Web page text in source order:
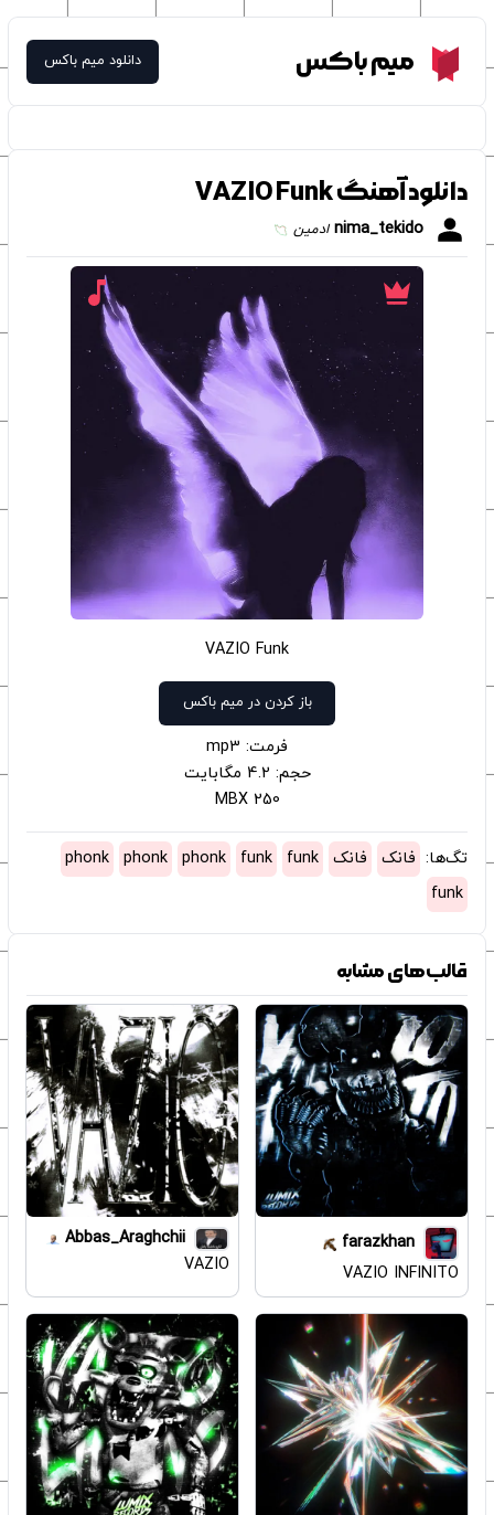
Meme Boxمیم باکس دانلود میم باکس
دانلود آهنگ VAZIO Funk
nima_tekido ادمین
VAZIO Funk
باز کردن در میم باکس
فرمت: mp3
حجم: 4.2 مگابایت
250 MBX
تگ‌ها: فانک فانک funk
funk
phonk
phonk
phonk
funk
قالب‌های مشابه
farazkhan
VAZIO INFINITO
Abbas_Araghchii
VAZIO